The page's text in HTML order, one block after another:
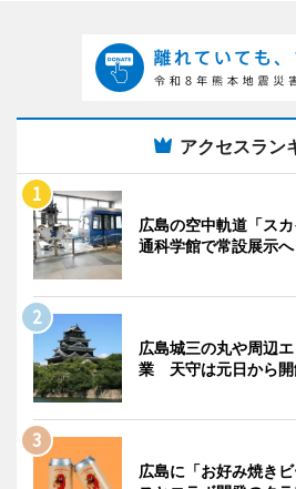
アクセスラン
広島の空中軌道「ス
通科学館で常設展示へ
広島城三の丸や周辺
業 天守は元日から開
広島に「お好み焼き